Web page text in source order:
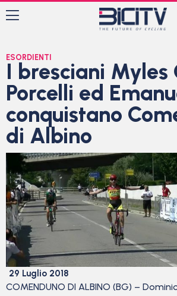
ESORDIENTI
I bresciani Myles
Porcelli ed
conquistano
di Albino
29 Luglio 2018
COMENDUNO DI ALBINO (BG) –